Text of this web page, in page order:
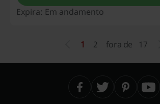
Expira: Em andamento
1 2 fora de 17